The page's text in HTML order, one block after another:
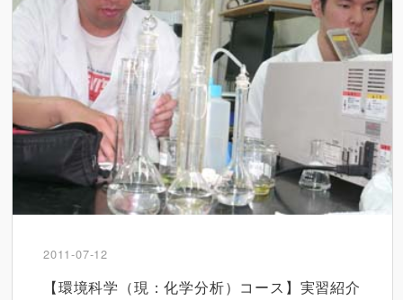
2011-07-12
【環境科学（現：化学分析）コース】実習紹介